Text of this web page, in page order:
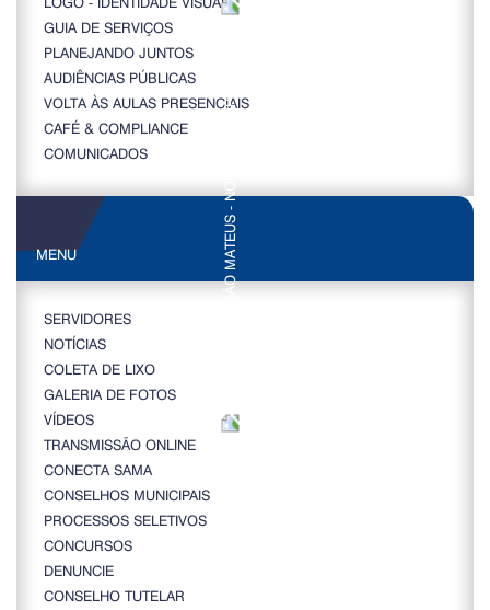
GUIA DE SERVIÇOS
PLANEJANDO JUNTOS
AUDIÊNCIAS PÚBLICAS
VOLTA ÀS AULAS PRESENCIAIS
CAFÉ & COMPLIANCE
COMUNICADOS
MENU
SERVIDORES
NOTÍCIAS
COLETA DE LIXO
GALERIA DE FOTOS
VÍDEOS
TRANSMISSÃO ONLINE
CONECTA SAMA
CONSELHOS MUNICIPAIS
PROCESSOS SELETIVOS
CONCURSOS
DENUNCIE
CONSELHO TUTELAR